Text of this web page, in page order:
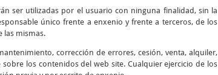
ser utilizadas por el usuario con ninguna finalidad, sin la
único frente a enxenio y frente a terceros, de los
las mismas.
corrección de errores, cesión, venta, alquiler,
los contenidos del web site. Cualquier ejercicio de los